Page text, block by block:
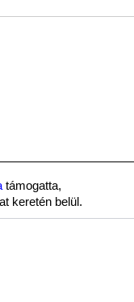
támogatta,
keretén belül.